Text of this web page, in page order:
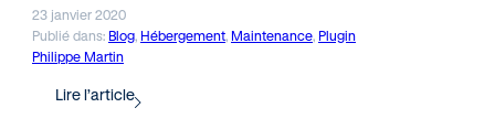
23 janvier 2020
Publié dans: Blog Hébergement Maintenance Plugin
Philippe Martin
Lire l’article